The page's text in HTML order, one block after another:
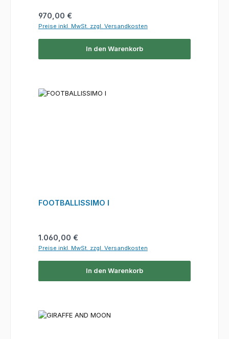
Regulärer Preis:
970,00 €
Preise inkl. MwSt. zzgl. Versandkosten
In den Warenkorb
FOOTBALLISSIMO I
Regulärer Preis:
1.060,00 €
Preise inkl. MwSt. zzgl. Versandkosten
In den Warenkorb